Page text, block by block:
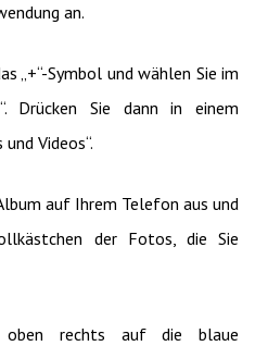
an.
„+“-Symbol und wählen Sie im
Drücken Sie dann in einem
Videos“.
auf Ihrem Telefon aus und
der Fotos, die Sie
rechts auf die blaue